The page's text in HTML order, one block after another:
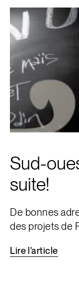
Sud-
suite!
De bonnes
des projets de
Lire l'article